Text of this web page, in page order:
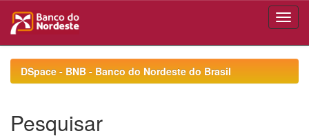
navigationDSpace - BNB - Banco do Nordeste do Brasil
Pesquisar